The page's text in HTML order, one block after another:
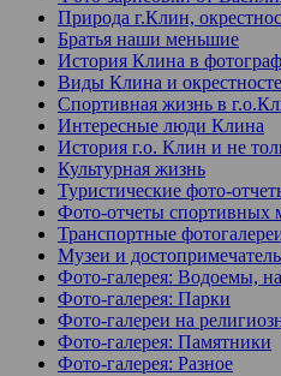
Природа г.Клин,
Братья наши меньшие
История Клина в
Виды Клина и
Спортивная жизнь в
Интересные люди Клина
История г.о. Клин и не
Культурная жизнь
Туристические фото-
Фото-отчеты спортивных
Транспортные
Музеи и
Фото-галерея: Водоемы,
Фото-галерея: Парки
Фото-галереи на
Фото-галерея: Памятники
Фото-галерея: Разное